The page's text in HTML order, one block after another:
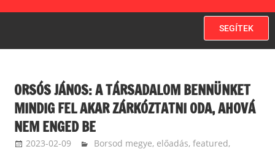
SEGÍTEK
ORSÓS JÁNOS: A TÁRSADALOM BENNÜNKET
MINDIG FEL AKAR ZÁRKÓZTATNI ODA, AHOVÁ
NEM ENGED BE
2023-02-09 langdavid
Borsod megye, előadás, featured,